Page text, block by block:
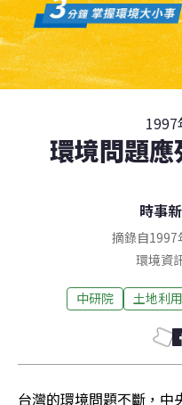
1997
環境問題
時事
摘錄自1997
環境資
中研院 土地利用
台灣的環境問題不斷，中